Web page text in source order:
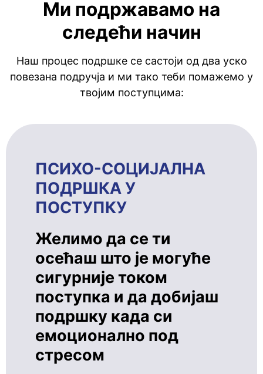
Ми подржавамо на
следећи начин
Наш процес подршке се састоји од два уско
повезана подручја и ми тако теби помажемо у
твојим поступцима:
ПСИХО-СОЦИЈАЛНА
ПОДРШКА У
ПОСТУПКУ
Желимо да се ти
осећаш што је могуће
сигурније током
поступка и да добијаш
подршку када си
емоционално под
стресом